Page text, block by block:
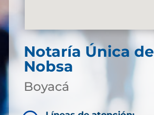
Notaría Única de
Nobsa
Boyacá